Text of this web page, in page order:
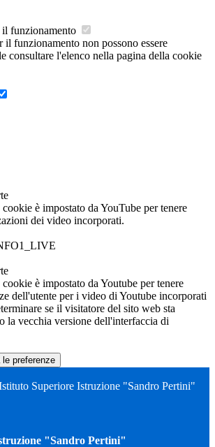
il funzionamento
il funzionamento non possono essere
consultare l'elenco nella pagina della cookie
cookie è impostato da YouTube per tenere
dei video incorporati.
cookie è impostato da Youtube per tenere
dell'utente per i video di Youtube incorporati
se il visitatore del sito web sta
la vecchia versione dell'interfaccia di
le preferenze
Superiore Istruzione "Sandro Pertini"
"Sandro Pertini"